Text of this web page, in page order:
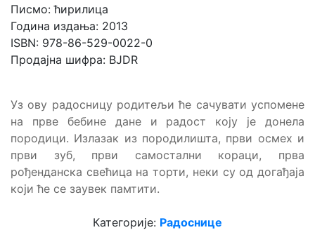
Писмо: ћирилица
Година издања: 2013
ISBN: 978-86-529-0022-0
Продајна шифра: BJDR
Уз ову радосницу родитељи ће сачувати успомене
на прве бебине дане и радост коју је донела
породици. Излазак из породилишта, први осмех и
први зуб, први самостални кораци, прва
рођенданска свећица на торти, неки су од догађаја
који ће се заувек памтити.
Категорије: Радоснице